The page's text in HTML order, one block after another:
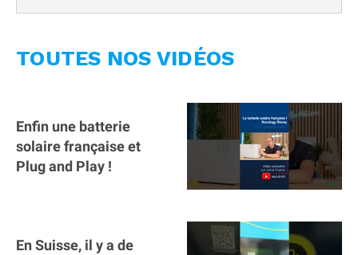
TOUTES NOS VIDÉOS
Enfin une batterie
solaire française et
Plug and Play !
En Suisse, il y a de